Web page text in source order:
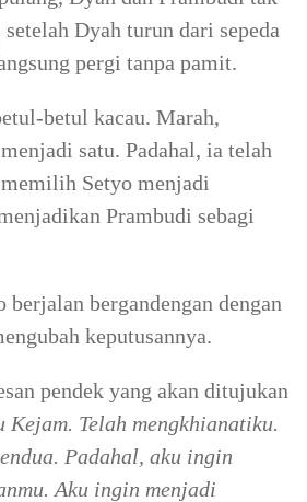
Dyah turun dari sepeda
pergi tanpa pamit.
betul kacau. Marah,
satu. Padahal, ia telah
Setyo menjadi
Prambudi sebagi
berjalan bergandengan dengan
keputusannya.
pendek yang akan ditujukan
Kejam. Telah mengkhianatiku.
Padahal, aku ingin
Aku ingin menjadi